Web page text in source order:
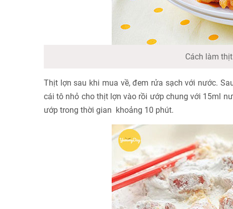
Cách làm
Thịt lợn sau khi mua về, đem rửa sạch với nước.
cái tô nhỏ cho thịt lợn vào rồi ướp chung với 15ml
ướp trong thời gian khoảng 10 phút.